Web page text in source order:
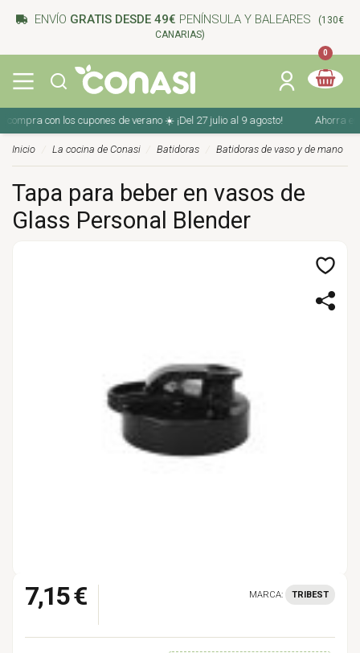
ENVÍO GRATIS DESDE 49€ PENÍNSULA Y BALEARES
(130€
CANARIAS)
0
con los cupones de verano ☀️ ¡Del 27 julio al 9 agosto! Ahorra en
Inicio La cocina de Conasi Batidoras Batidoras de vaso y de mano
Tapa para beber en vasos de
Glass Personal Blender
7,15 € MARCA: TRIBEST